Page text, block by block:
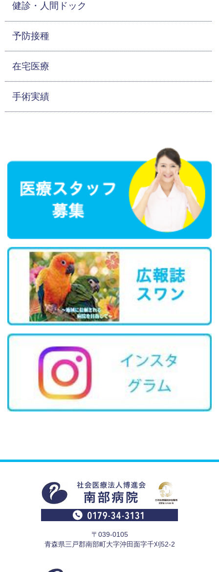
健診・人間ドック
予防接種
在宅医療
手術実績
〒039-0105
青森県三戸郡南部町大字沖田面字千刈52-2